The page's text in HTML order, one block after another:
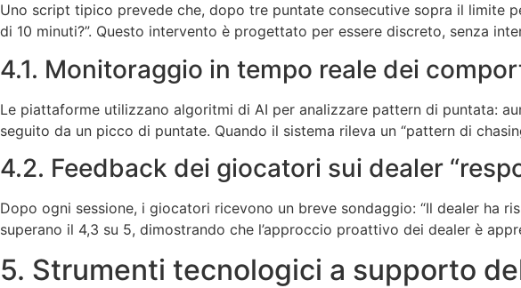
Uno script tipico prevede che, dopo tre puntate consecutive sopra il limite
di 10 minuti?”. Questo intervento è progettato per essere discreto, senza
4.1. Monitoraggio in tempo reale dei
Le piattaforme utilizzano algoritmi di AI per analizzare pattern di puntata:
seguito da un picco di puntate. Quando il sistema rileva un “pattern di
4.2. Feedback dei giocatori sui dealer
Dopo ogni sessione, i giocatori ricevono un breve sondaggio: “Il dealer ha
superano il 4,3 su 5, dimostrando che l’approccio proattivo dei dealer è
5. Strumenti tecnologici a supporto